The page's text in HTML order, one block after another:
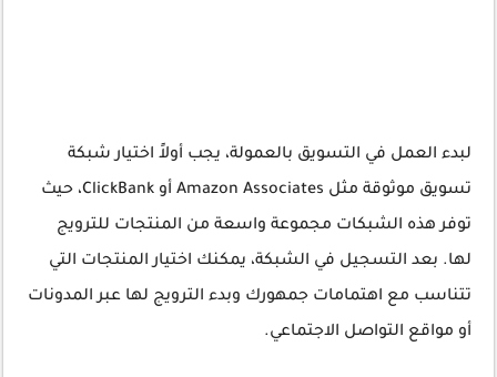
لبدء العمل في التسويق بالعمولة، يجب أولاً اختيار شبكة
تسويق موثوقة مثل Amazon Associates أو ClickBank، حيث
توفر هذه الشبكات مجموعة واسعة من المنتجات للترويج
لها. بعد التسجيل في الشبكة، يمكنك اختيار المنتجات التي
تتناسب مع اهتمامات جمهورك وبدء الترويج لها عبر المدونات
أو مواقع التواصل الاجتماعي.